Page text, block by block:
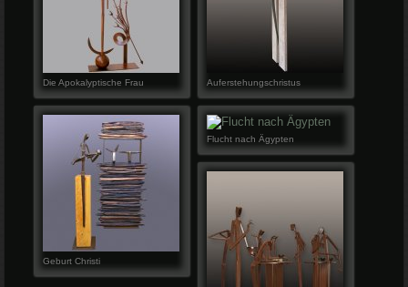
Die Apokalyptische Frau Auferstehungschristus
Geburt Christi
Flucht nach Ägypten